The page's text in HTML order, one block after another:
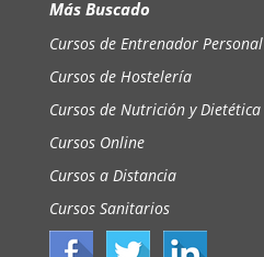
Más Buscado
Cursos de Entrenador Personal
Cursos de Hostelería
Cursos de Nutrición y Dietética
Cursos Online
Cursos a Distancia
Cursos Sanitarios